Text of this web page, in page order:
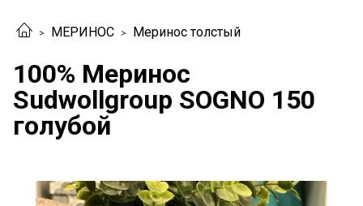
МЕРИНОС Меринос толстый
100% Меринос
Sudwollgroup SOGNO 150
голубой